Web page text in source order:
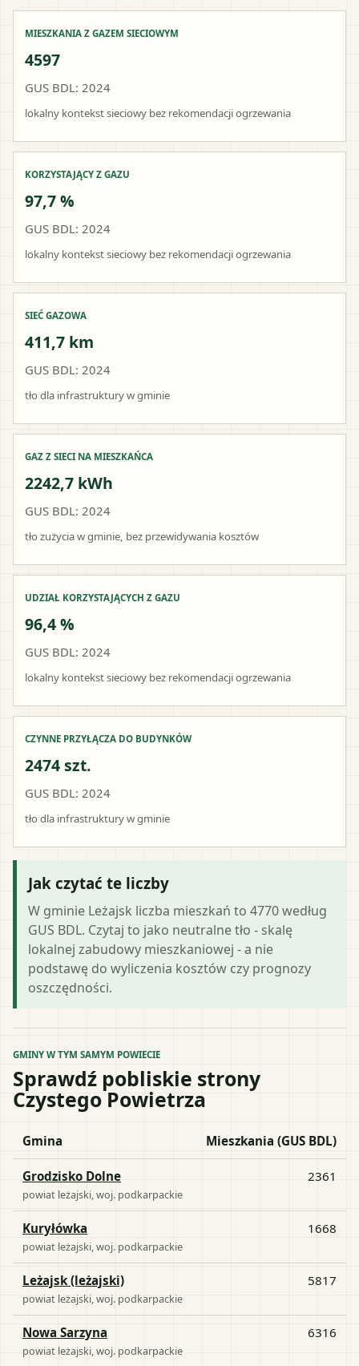
MIESZKANIA Z GAZEM SIECIOWYM
4597
GUS BDL: 2024
lokalny kontekst sieciowy bez rekomendacji ogrzewania
KORZYSTAJĄCY Z GAZU
97,7 %
GUS BDL: 2024
lokalny kontekst sieciowy bez rekomendacji ogrzewania
SIEĆ GAZOWA
411,7 km
GUS BDL: 2024
tło dla infrastruktury w gminie
GAZ Z SIECI NA MIESZKAŃCA
2242,7 kWh
GUS BDL: 2024
tło zużycia w gminie, bez przewidywania kosztów
UDZIAŁ KORZYSTAJĄCYCH Z GAZU
96,4 %
GUS BDL: 2024
lokalny kontekst sieciowy bez rekomendacji ogrzewania
CZYNNE PRZYŁĄCZA DO BUDYNKÓW
2474 szt.
GUS BDL: 2024
tło dla infrastruktury w gminie
Jak czytać te liczby
W gminie Leżajsk liczba mieszkań to 4770 według
GUS BDL. Czytaj to jako neutralne tło - skalę
lokalnej zabudowy mieszkaniowej - a nie
podstawę do wyliczenia kosztów czy prognozy
oszczędności.
GMINY W TYM SAMYM POWIECIE
Sprawdź pobliskie strony
Czystego Powietrza
Gmina Mieszkania (GUS BDL)
Grodzisko Dolne
powiat leżajski , woj. podkarpackie
2361
Kuryłówka
powiat leżajski , woj. podkarpackie
1668
Leżajsk (leżajski)
powiat leżajski , woj. podkarpackie
5817
Nowa Sarzyna
powiat leżajski , woj. podkarpackie
6316